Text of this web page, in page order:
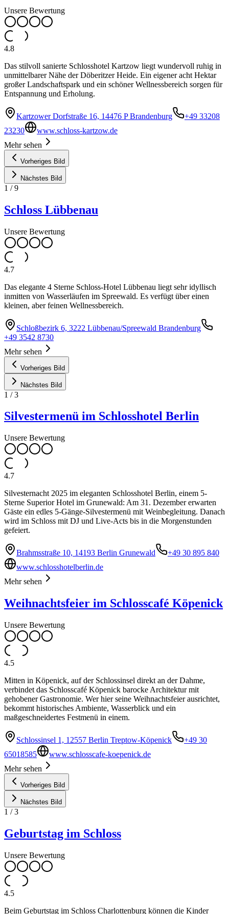
Unsere Bewertung
4.8
Das stilvoll sanierte Schlosshotel Kartzow liegt wundervoll ruhig in
unmittelbarer Nähe der Döberitzer Heide. Ein eigener acht Hektar
großer Landschaftspark und ein schöner Wellnessbereich sorgen für
Entspannung und Erholung.
Kartzower Dorfstraße 16, 14476 P Brandenburg
+49 33208
23230
www.schloss-kartzow.de
Mehr sehen
Vorheriges Bild
Nächstes Bild
1 /9
Schloss Lübbenau
Unsere Bewertung
4.7
Das elegante 4 Sterne Schloss-Hotel Lübbenau liegt sehr idyllisch
inmitten von Wasserläufen im Spreewald. Es verfügt über einen
kleinen, aber feinen Wellnessbereich.
Schloßbezirk 6, 3222 Lübbenau/Spreewald Brandenburg
+49 3542 8730
Mehr sehen
Vorheriges Bild
Nächstes Bild
1 /3
Silvestermenü im Schlosshotel Berlin
Unsere Bewertung
4.7
Silvesternacht 2025 im eleganten Schlosshotel Berlin, einem 5-
Sterne Superior Hotel im Grunewald: Am 31. Dezember erwarten
Gäste ein edles 5-Gänge-Silvestermenü mit Weinbegleitung. Danach
wird im Schloss mit DJ und Live-Acts bis in die Morgenstunden
gefeiert.
Brahmsstraße 10, 14193 Berlin Grunewald
+49 30 895 840
www.schlosshotelberlin.de
Mehr sehen
Weihnachtsfeier im Schlosscafé Köpenick
Unsere Bewertung
4.5
Mitten in Köpenick, auf der Schlossinsel direkt an der Dahme,
verbindet das Schlosscafé Köpenick barocke Architektur mit
gehobener Gastronomie. Wer hier seine Weihnachtsfeier ausrichtet,
bekommt historisches Ambiente, Wasserblick und ein
maßgeschneidertes Festmenü in einem.
Schlossinsel 1, 12557 Berlin Treptow-Köpenick
+49 30
65018585
www.schlosscafe-koepenick.de
Mehr sehen
Vorheriges Bild
Nächstes Bild
1 /3
Geburtstag im Schloss
Unsere Bewertung
4.5
Beim Geburtstag im Schloss Charlottenburg können die Kinder